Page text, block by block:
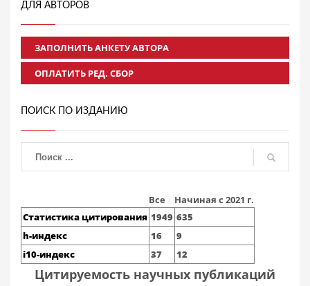
ДЛЯ АВТОРОВ
ЗАПОЛНИТЬ АНКЕТУ АВТОРА
ОПЛАТИТЬ РЕД. СБОР
ПОИСК ПО ИЗДАНИЮ
Все
Начиная с 2021 г.
Статистика цитирования 1949 635
h-индекс
16
9
i10-индекс
37 12
Цитируемость научных публикаций